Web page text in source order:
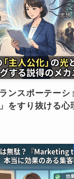
ンスポーテー
をすり抜ける心